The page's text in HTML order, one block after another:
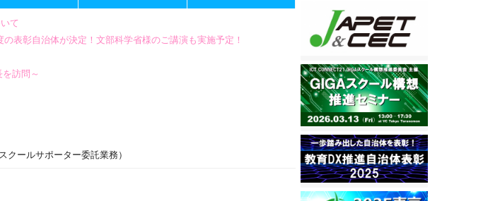
て
表彰自治体が決定！文部科学省様のご講演も実施予定！
訪問～
ールサポーター委託業務）